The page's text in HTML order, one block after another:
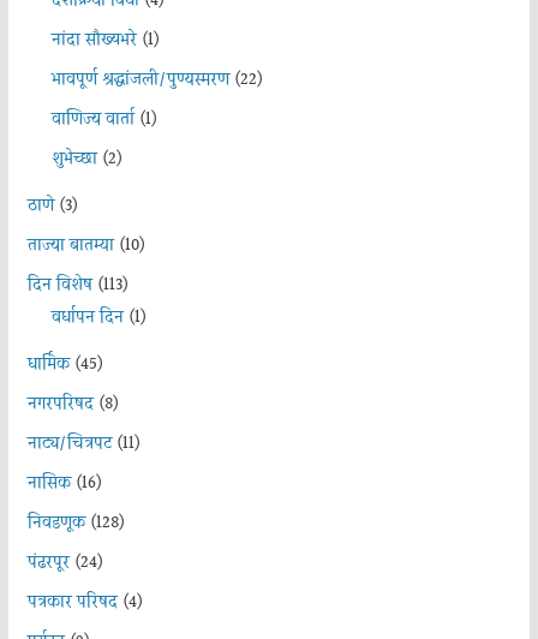
नांदा सौख्यभरे(1)
भावपूर्ण श्रद्धांजली/पुण्यस्मरण(22)
वाणिज्य वार्ता(1)
शुभेच्छा(2)
ठाणे(3)
ताज्या बातम्या(10)
दिन विशेष(113)
वर्धापन दिन(1)
धार्मिक(45)
नगरपरिषद(8)
नाट्य/चित्रपट(11)
नासिक(16)
निवडणूक(128)
पंढरपूर(24)
पत्रकार परिषद(4)